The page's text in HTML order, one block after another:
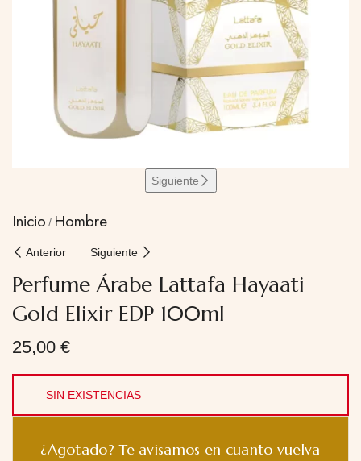
Siguiente
Inicio Hombre
Anterior Siguiente
Perfume Árabe Lattafa Hayaati
Gold Elixir EDP 100ml
25,00 €
SIN EXISTENCIAS
¿Agotado? Te avisamos en cuanto vuelva